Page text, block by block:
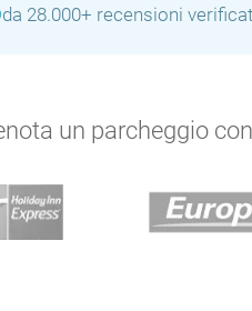
da 28.000+ recensioni
un parcheggio